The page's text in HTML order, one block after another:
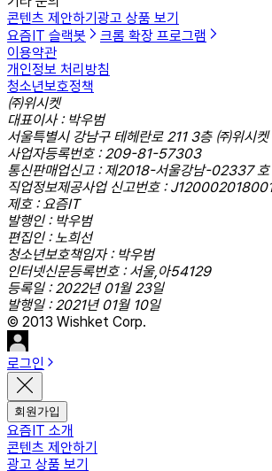
콘텐츠 제안하기 광고 상품 보기
요즘IT 슬랙봇
크롬 확장 프로그램
이용약관
개인정보 처리방침
청소년보호정책
㈜위시켓
대표이사 : 박우범
서울특별시 강남구 테헤란로 211 3층 ㈜위시켓
사업자등록번호 : 209-81-57303
통신판매업신고 : 제2018-서울강남-02337 호
직업정보제공사업 신고번호 :
제호 : 요즘IT
발행인 : 박우범
편집인 : 노희선
청소년보호책임자 : 박우범
인터넷신문등록번호 : 서울,아54129
등록일 : 2022년 01월 23일
발행일 : 2021년 01월 10일
© 2013 Wishket Corp.
로그인
회원가입
요즘IT 소개
콘텐츠 제안하기
광고 상품 보기